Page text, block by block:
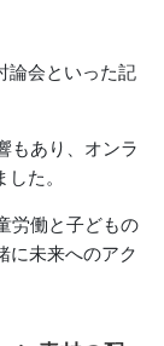
論会といった記
もあり、オンラ
た。
労働と子どもの
に未来へのアク